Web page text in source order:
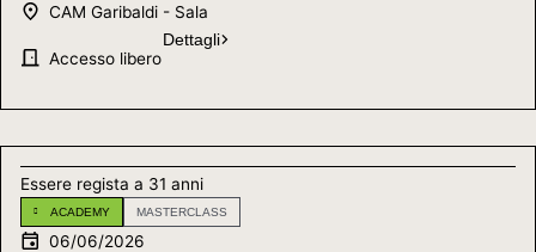
CAM Garibaldi - Sala
Accesso libero
Dettagli
Essere regista a 31 anni
ACADEMY MASTERCLASS
06/06/2026